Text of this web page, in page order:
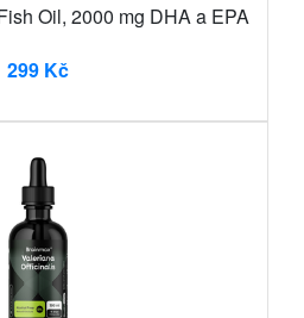
Oil, 2000 mg DHA a EPA
299 Kč